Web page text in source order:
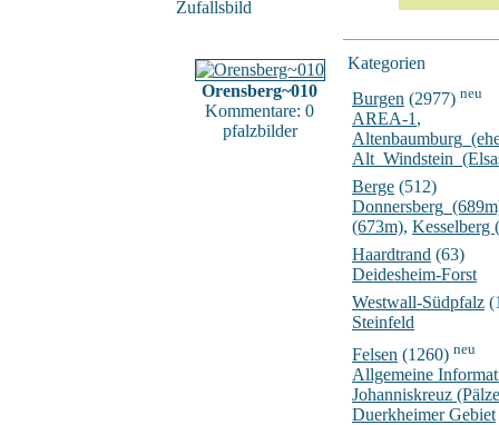
Zufallsbild
Orensberg~010
Kommentare: 0
pfalzbilder
Kategorien
Burgen (2977) neu
AREA-1 ,
Berge (512)
(673m), Kesselberg
Haardtrand (63)
Deidesheim-Forst
Westwall-Südpfalz
Steinfeld
Felsen (1260) neu
Allgemeine
Johanniskreuz
Duerkheimer Gebiet